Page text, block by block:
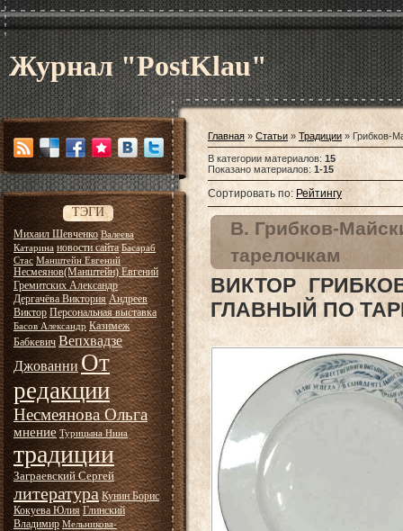
Журнал "PostKlau"
ТЭГИ
Михаил Шевченко Валеева
Катарина новости сайта Басараб
Стас Манштейн Евгений
Несмеянов(Манштейн) Евгений
Гремитских Александр
Дергачёва Виктория Андреев
Виктор Персональная выставка
Басов Александр Казимеж
Бабкевич Вепхвадзе
Джованни От
редакции
Несмеянова Ольга
мнение Турицына Нина
традиции
Заграевский Сергей
литература Кунин Борис
Кокуева Юлия Глинский
Владимир Мельникова-
Главная » Статьи » Традиции » Грибков-
В категории материалов: 15
Показано материалов:1-15
Сортировать по: Рейтингу
В. Грибков-
тарелочкам
ВИКТОР
ГЛАВНЫЙ ПО